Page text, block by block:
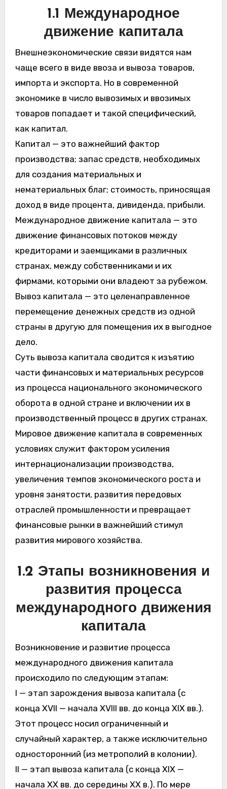
1.1 Международное
движение капитала
Внешнеэкономические связи видятся нам
чаще всего в виде ввоза и вывоза товаров,
импорта и экспорта. Но в современной
экономике в число вывозимых и ввозимых
товаров попадает и такой специфический,
как капитал.
Капитал — это важнейший фактор
производства; запас средств, необходимых
для создания материальных и
нематериальных благ; стоимость, приносящая
доход в виде процента, дивиденда, прибыли.
Международное движение капитала — это
движение финансовых потоков между
кредиторами и заемщиками в различных
странах, между собственниками и их
фирмами, которыми они владеют за рубежом.
Вывоз капитала — это целенаправленное
перемещение денежных средств из одной
страны в другую для помещения их в выгодное
дело.
Суть вывоза капитала сводится к изъятию
части финансовых и материальных ресурсов
из процесса национального экономического
оборота в одной стране и включении их в
производственный процесс в других странах.
Мировое движение капитала в современных
условиях служит фактором усиления
интернационализации производства,
увеличения темпов экономического роста и
уровня занятости, развития передовых
отраслей промышленности и превращает
финансовые рынки в важнейший стимул
развития мирового хозяйства.
1.2 Этапы возникновения и
развития процесса
международного движения
капитала
Возникновение и развитие процесса
международного движения капитала
происходило по следующим этапам:
I — этап зарождения вывоза капитала (с
конца XVII — начала XVIII вв. до конца XIX вв.).
Этот процесс носил ограниченный и
случайный характер, а также исключительно
односторонний (из метрополий в колонии).
II — этап вывоза капитала (с конца XIX —
начала XX вв. до середины XX в.). По мере